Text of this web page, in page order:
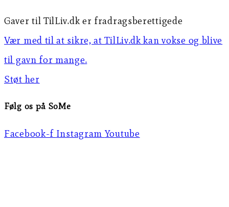
Gaver til TilLiv.dk er fradragsberettigede
Vær med til at sikre, at TilLiv.dk kan vokse og blive
til gavn for mange.
Støt her
Følg os på SoMe
Facebook-f Instagram Youtube